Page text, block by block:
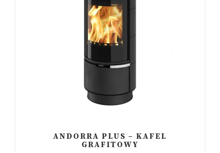
ANDORRA PLUS – KAFEL
GRAFITOWY